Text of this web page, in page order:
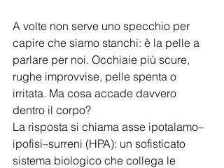
A volte non serve uno specchio per
capire che siamo stanchi: è la pelle a
parlare per noi. Occhiaie più scure,
rughe improvvise, pelle spenta o
irritata. Ma cosa accade davvero
dentro il corpo?
La risposta si chiama asse ipotalamo–
ipofisi–surreni (HPA): un sofisticato
sistema biologico che collega le